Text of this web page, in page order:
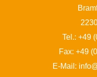
Tel.: +49
Fax: +49
E-Mail: